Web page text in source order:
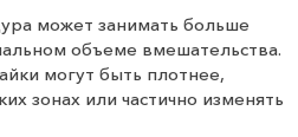
может занимать больше
объеме вмешательства.
могут быть плотнее,
зонах или частично изменять